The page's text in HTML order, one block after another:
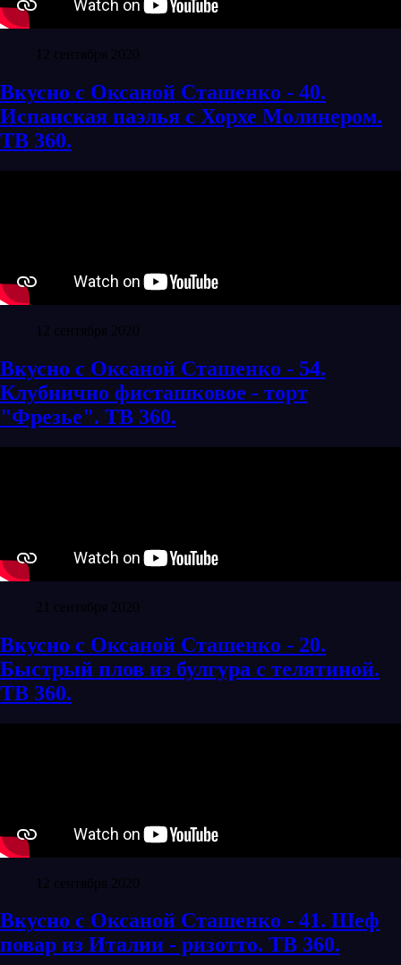
12 сентября 2020
Вкусно с Оксаной Сташенко - 40.
Испанская паэлья с Хорхе Молинером.
ТВ 360.
12 сентября 2020
Вкусно с Оксаной Сташенко - 54.
Клубнично фисташковое - торт
"Фрезье". ТВ 360.
21 сентября 2020
Вкусно с Оксаной Сташенко - 20.
Быстрый плов из булгура с телятиной.
ТВ 360.
12 сентября 2020
Вкусно с Оксаной Сташенко - 41. Шеф
повар из Италии - ризотто. ТВ 360.